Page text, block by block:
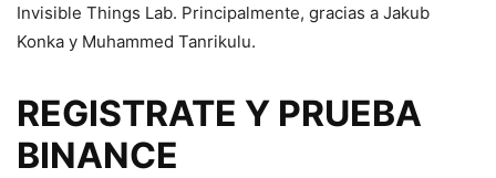
Invisible Things Lab. Principalmente, gracias a Jakub
Konka y Muhammed Tanrikulu.
REGISTRATE Y PRUEBA
BINANCE